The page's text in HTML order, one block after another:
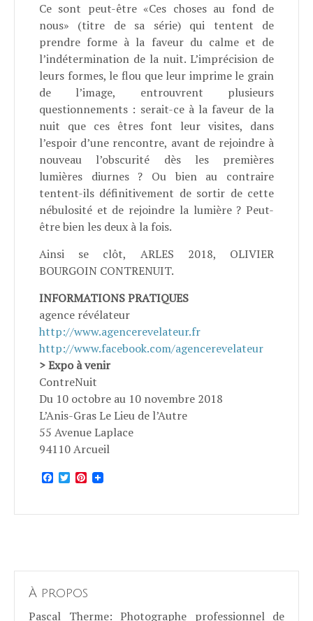
Ce sont peut-être «Ces choses au fond de
nous» (titre de sa série) qui tentent de
prendre forme à la faveur du calme et de
l’indétermination de la nuit. L’imprécision de
leurs formes, le flou que leur imprime le grain
de l’image, entrouvrent plusieurs
questionnements : serait-ce à la faveur de la
nuit que ces êtres font leur visites, dans
l’espoir d’une rencontre, avant de rejoindre à
nouveau l’obscurité dès les premières
lumières diurnes ? Ou bien au contraire
tentent-ils définitivement de sortir de cette
nébulosité et de rejoindre la lumière ? Peut-
être bien les deux à la fois.
Ainsi se clôt, ARLES 2018, OLIVIER
BOURGOIN CONTRENUIT.
INFORMATIONS PRATIQUES
agence révélateur
http://www.agencerevelateur.fr
http://www.facebook.com/agencerevelateur
> Expo à venir
ContreNuit
Du 10 octobre au 10 novembre 2018
L’Anis-Gras Le Lieu de l’Autre
55 Avenue Laplace
94110 Arcueil
Facebook
TwitterPinterest
À propos
Pascal Therme: Photographe professionnel de